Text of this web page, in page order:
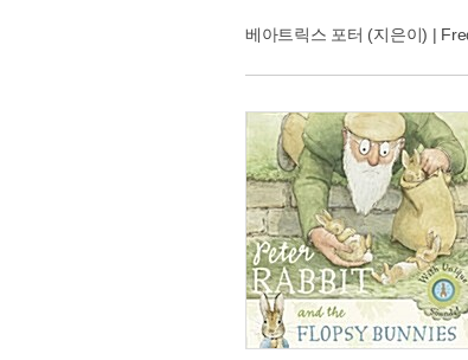
베아트릭스 포터 (지은이) |